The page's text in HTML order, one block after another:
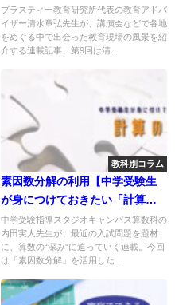
プラスティー教育研究所代表の教育アドバ
イザー清水章弘先生が、講演会などで各地
をめぐる中で出会った教育現場の風景を紹
介する連載記事、第9回は清...
教科別コラム
素因数分解の利用【中学受験生
が身につけておきたい「計算の
工夫」②】
中学受験指導スタジオキャンパス算数科の
内田実人先生が、最近の入試問題を題材
に、算数の“深み”に迫っていく連載。今回
は「素因数分解」を活用した...